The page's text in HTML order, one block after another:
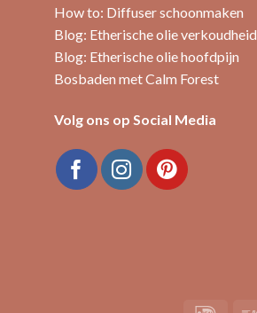
How to: Diffuser schoonmaken
Blog: Etherische olie verkoudheid
Blog: Etherische olie hoofdpijn
Bosbaden met Calm Forest
Volg ons op Social Media